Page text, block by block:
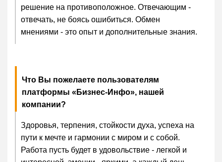
решение на противоположное. Отвечающим -
отвечать, не боясь ошибиться. Обмен
мнениями - это опыт и дополнительные знания.
Что Вы пожелаете пользователям
платформы «Бизнес-Инфо», нашей
компании?
Здоровья, терпения, стойкости духа, успеха на
пути к мечте и гармонии с миром и с собой.
Работа пусть будет в удовольствие - легкой и